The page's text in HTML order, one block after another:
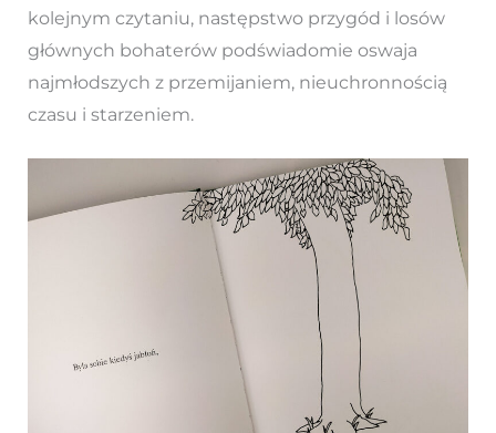
kolejnym czytaniu, następstwo przygód i losów
głównych bohaterów podświadomie oswaja
najmłodszych z przemijaniem, nieuchronnością
czasu i starzeniem.